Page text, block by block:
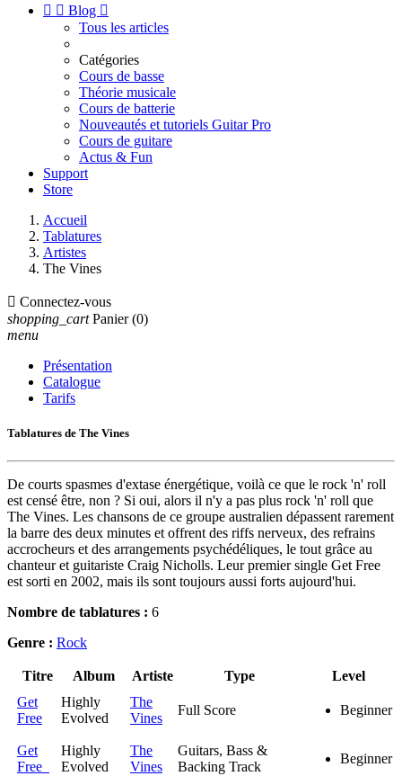
  Blog 
Tous les articles
Catégories
Cours de basse
Théorie musicale
Cours de batterie
Nouveautés et tutoriels Guitar Pro
Cours de guitare
Actus & Fun
Support
Store
Accueil
Tablatures
Artistes
The Vines
 Connectez-vous
shopping_cart Panier (0)
menu
Présentation
Catalogue
Tarifs
Tablatures de The Vines
De courts spasmes d'extase énergétique, voilà ce que le rock 'n' roll
est censé être, non ? Si oui, alors il n'y a pas plus rock 'n' roll que
The Vines. Les chansons de ce groupe australien dépassent rarement
la barre des deux minutes et offrent des riffs nerveux, des refrains
accrocheurs et des arrangements psychédéliques, le tout grâce au
chanteur et guitariste Craig Nicholls. Leur premier single Get Free
est sorti en 2002, mais ils sont toujours aussi forts aujourd'hui.
Nombre de tablatures : 6
Genre : Rock
Titre Album Artiste Type
Level
Get
Free
Highly
Evolved
The
Vines
Full Score Beginner
Get
Free
Highly
Evolved
The
Vines
Guitars, Bass &
Backing Track
Beginner